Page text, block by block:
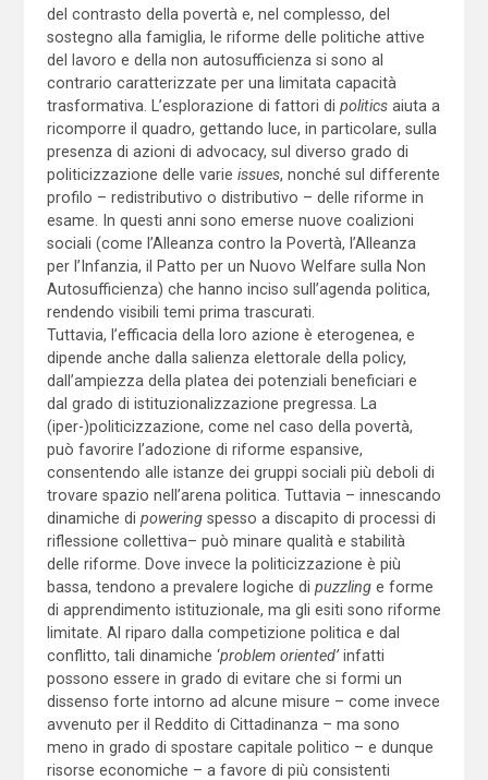
del contrasto della povertà e, nel complesso, del
sostegno alla famiglia, le riforme delle politiche attive
del lavoro e della non autosufficienza si sono al
contrario caratterizzate per una limitata capacità
trasformativa. L’esplorazione di fattori di politicsaiuta a
ricomporre il quadro, gettando luce, in particolare, sulla
presenza di azioni di advocacy, sul diverso grado di
politicizzazione delle varie issues, nonché sul differente
profilo – redistributivo o distributivo – delle riforme in
esame. In questi anni sono emerse nuove coalizioni
sociali (come l’Alleanza contro la Povertà, l’Alleanza
per l’Infanzia, il Patto per un Nuovo Welfare sulla Non
Autosufficienza) che hanno inciso sull’agenda politica,
rendendo visibili temi prima trascurati.
Tuttavia, l’efficacia della loro azione è eterogenea, e
dipende anche dalla salienza elettorale della policy,
dall’ampiezza della platea dei potenziali beneficiari e
dal grado di istituzionalizzazione pregressa. La
(iper-)politicizzazione, come nel caso della povertà,
può favorire l’adozione di riforme espansive,
consentendo alle istanze dei gruppi sociali più deboli di
trovare spazio nell’arena politica. Tuttavia – innescando
dinamiche di powering spesso a discapito di processi di
riflessione collettiva– può minare qualità e stabilità
delle riforme. Dove invece la politicizzazione è più
bassa, tendono a prevalere logiche di puzzlinge forme
di apprendimento istituzionale, ma gli esiti sono riforme
limitate. Al riparo dalla competizione politica e dal
conflitto, tali dinamiche ‘problem oriented’infatti
possono essere in grado di evitare che si formi un
dissenso forte intorno ad alcune misure – come invece
avvenuto per il Reddito di Cittadinanza – ma sono
meno in grado di spostare capitale politico – e dunque
risorse economiche – a favore di più consistenti